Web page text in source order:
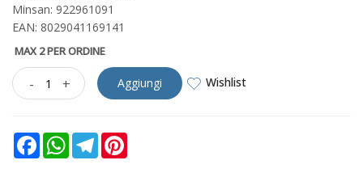
Minsan: 922961091
EAN: 8029041169141
MAX 2 PER ORDINE
- + Aggiungi Wishlist
FacebookWhatsAppTelegram